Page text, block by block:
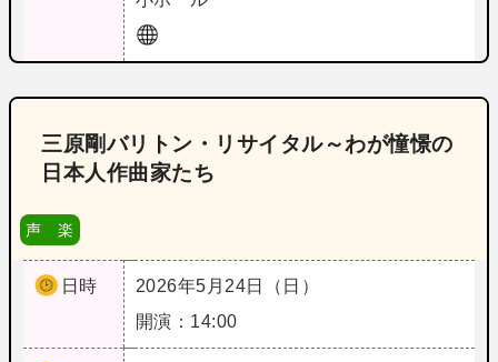
三原剛バリトン・リサイタル～わが憧憬の
日本人作曲家たち
声 楽
日時
2026年5月24日（日）
開演：14:00